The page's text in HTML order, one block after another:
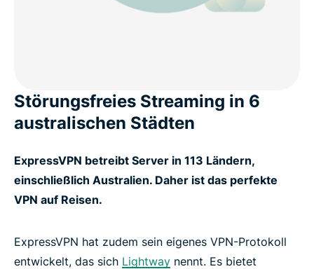
Störungsfreies Streaming in 6
australischen Städten
ExpressVPN betreibt Server in 113 Ländern,
einschließlich Australien. Daher ist das perfekte
VPN auf Reisen.
ExpressVPN hat zudem sein eigenes VPN-Protokoll
entwickelt, das sich Lightway nennt. Es bietet